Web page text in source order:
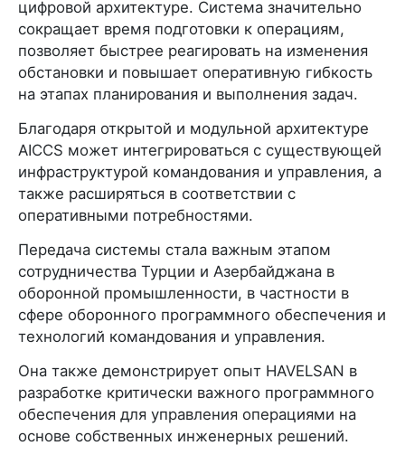
цифровой архитектуре. Система значительно
сокращает время подготовки к операциям,
позволяет быстрее реагировать на изменения
обстановки и повышает оперативную гибкость
на этапах планирования и выполнения задач.
Благодаря открытой и модульной архитектуре
AICCS может интегрироваться с существующей
инфраструктурой командования и управления, а
также расширяться в соответствии с
оперативными потребностями.
Передача системы стала важным этапом
сотрудничества Турции и Азербайджана в
оборонной промышленности, в частности в
сфере оборонного программного обеспечения и
технологий командования и управления.
Она также демонстрирует опыт HAVELSAN в
разработке критически важного программного
обеспечения для управления операциями на
основе собственных инженерных решений.